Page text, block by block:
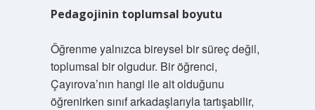
Pedagojinin toplumsal boyutu
Öğrenme yalnızca bireysel bir süreç değil,
toplumsal bir olgudur. Bir öğrenci,
Çayırova’nın hangi ile ait olduğunu
öğrenirken sınıf arkadaşlarıyla tartışabilir,